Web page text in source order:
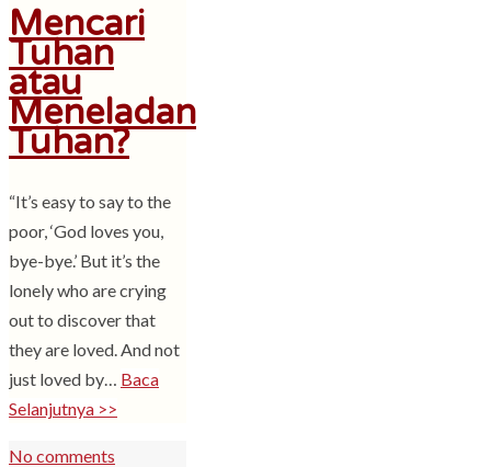
Mencari
Tuhan
atau
Meneladan
Tuhan?
“It’s easy to say to the
poor, ‘God loves you,
bye-bye.’ But it’s the
lonely who are crying
out to discover that
they are loved. And not
just loved by… Baca
Selanjutnya >>
No comments